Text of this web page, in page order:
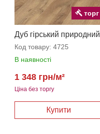
Дуб гірський природний
Код товару: 4725
В наявності
Ціна без торгу
1 348 грн/м²
торг